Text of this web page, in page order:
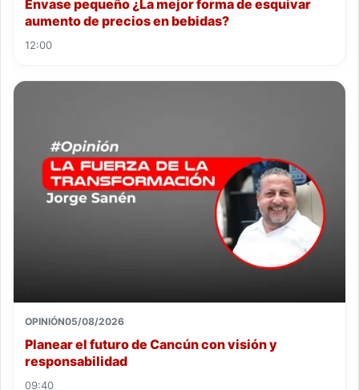
Envase pequeño ¿La mejor forma de esquivar
aumento de precios en bebidas?
12:00
OPINIÓN05/08/2026
Planear el futuro de Cancún con visión y
responsabilidad
09:40